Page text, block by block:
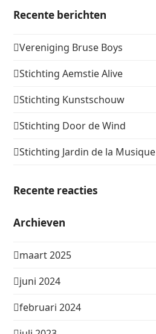
Recente berichten
Vereniging Bruse Boys
Stichting Aemstie Alive
Stichting Kunstschouw
Stichting Door de Wind
Stichting Jardin de la Musique
Recente reacties
Archieven
maart 2025
juni 2024
februari 2024